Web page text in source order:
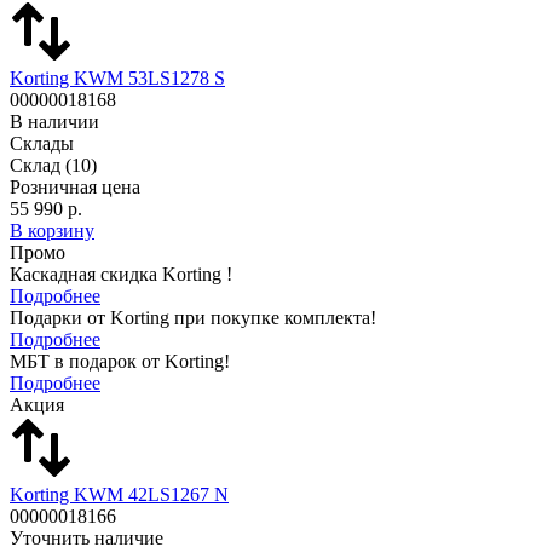
Korting KWM 53LS1278 S
00000018168
В наличии
Склады
Склад (10)
Розничная цена
55 990 р.
В корзину
Промо
Каскадная скидка Korting !
Подробнее
Подарки от Korting при покупке комплекта!
Подробнее
МБТ в подарок от Korting!
Подробнее
Акция
Korting KWM 42LS1267 N
00000018166
Уточнить наличие